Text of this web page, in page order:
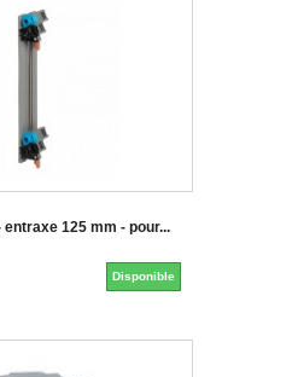
125 mm - pour...
Disponible